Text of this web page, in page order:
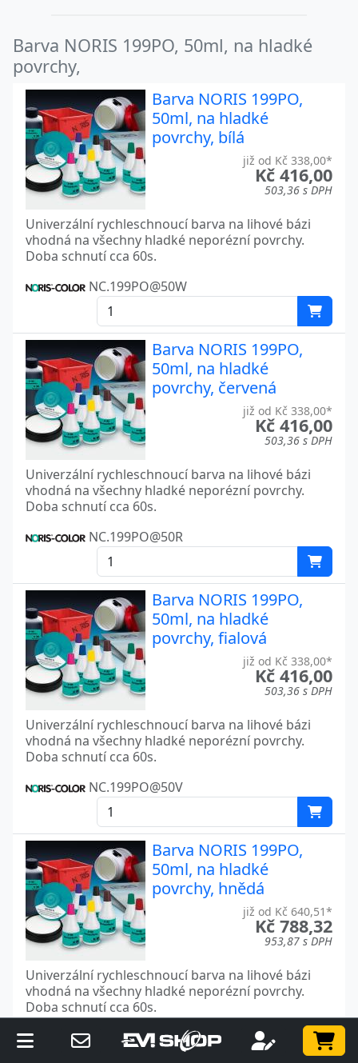
Barva NORIS 199PO, 50ml, na hladké
povrchy,
Barva NORIS 199PO,
50ml, na hladké
povrchy, bílá
již od Kč 338,00*
Kč 416,00
503,36 s DPH
Univerzální rychleschnoucí barva na lihové bázi
vhodná na všechny hladké neporézní povrchy.
Doba schnutí cca 60s.
NC.199PO@50W
Barva NORIS 199PO,
50ml, na hladké
povrchy, červená
již od Kč 338,00*
Kč 416,00
503,36 s DPH
Univerzální rychleschnoucí barva na lihové bázi
vhodná na všechny hladké neporézní povrchy.
Doba schnutí cca 60s.
NC.199PO@50R
Barva NORIS 199PO,
50ml, na hladké
povrchy, fialová
již od Kč 338,00*
Kč 416,00
503,36 s DPH
Univerzální rychleschnoucí barva na lihové bázi
vhodná na všechny hladké neporézní povrchy.
Doba schnutí cca 60s.
NC.199PO@50V
Barva NORIS 199PO,
50ml, na hladké
povrchy, hnědá
již od Kč 640,51*
Kč 788,32
953,87 s DPH
Univerzální rychleschnoucí barva na lihové bázi
vhodná na všechny hladké neporézní povrchy.
Doba schnutí cca 60s.
NC.199PO@50H